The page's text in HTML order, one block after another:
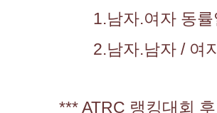
1.남자.여자 동률
2.남자.남자 / 여자.
*** ATRC 랭킹대회